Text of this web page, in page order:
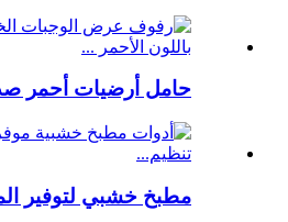
حامل أرضيات أحمر
مطبخ خشبي لتوفير